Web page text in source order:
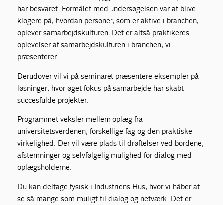
har besvaret. Formålet med undersøgelsen var at blive
klogere på, hvordan personer, som er aktive i branchen,
oplever samarbejdskulturen. Det er altså praktikeres
oplevelser af samarbejdskulturen i branchen, vi
præsenterer.
Derudover vil vi på seminaret præsentere eksempler på
løsninger, hvor øget fokus på samarbejde har skabt
succesfulde projekter.
Programmet veksler mellem oplæg fra
universitetsverdenen, forskellige fag og den praktiske
virkelighed. Der vil være plads til drøftelser ved bordene,
afstemninger og selvfølgelig mulighed for dialog med
oplægsholderne.
Du kan deltage fysisk i Industriens Hus, hvor vi håber at
se så mange som muligt til dialog og netværk. Det er